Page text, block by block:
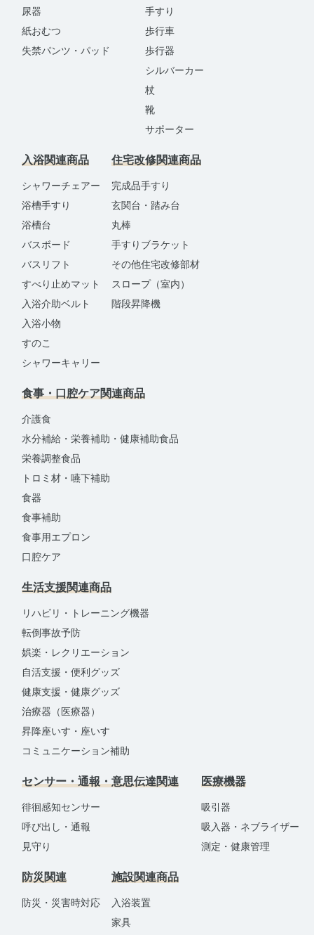
尿器
紙おむつ
失禁パンツ・パッド
手すり
歩行車
歩行器
シルバーカー
杖
靴
サポーター
入浴関連商品
シャワーチェアー
浴槽手すり
浴槽台
バスボード
バスリフト
すべり止めマット
入浴介助ベルト
入浴小物
すのこ
シャワーキャリー
住宅改修関連商品
完成品手すり
玄関台・踏み台
丸棒
手すりブラケット
その他住宅改修部材
スロープ（室内）
階段昇降機
食事・口腔ケア関連商品
介護食
水分補給・栄養補助・健康補助食品
栄養調整食品
トロミ材・嚥下補助
食器
食事補助
食事用エプロン
口腔ケア
生活支援関連商品
リハビリ・トレーニング機器
転倒事故予防
娯楽・レクリエーション
自活支援・便利グッズ
健康支援・健康グッズ
治療器（医療器）
昇降座いす・座いす
コミュニケーション補助
センサー・通報・意思伝達関連
徘徊感知センサー
呼び出し・通報
見守り
医療機器
吸引器
吸入器・ネブライザー
測定・健康管理
防災関連
防災・災害時対応
施設関連商品
入浴装置
家具